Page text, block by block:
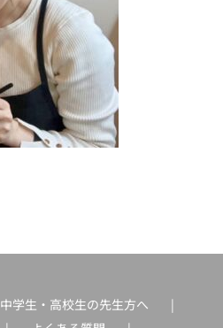
中学生・高校生の先生方へ